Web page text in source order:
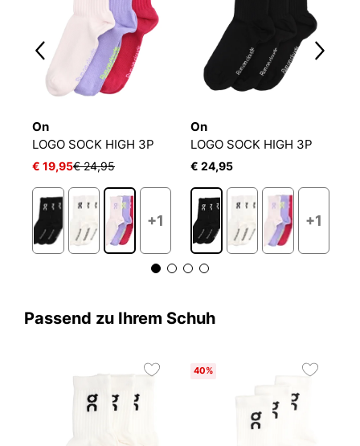
On
LOGO SOCK HIGH 3P
€ 19,95€ 24,95
+1
On
LOGO SOCK HIGH 3P
€ 24,95
+1
Passend zu Ihrem Schuh
40%